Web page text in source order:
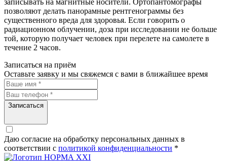
записывать на магнитные носители. Ортопантомографы
позволяют делать панорамные рентгенограммы без
существенного вреда для здоровья. Если говорить о
радиационном облучении, доза при исследовании не больше
той, которую получает человек при перелете на самолете в
течение 2 часов.
Записаться на приём
Оставьте заявку и мы свяжемся с вами в ближайшее время
Записаться
Даю согласие на обработку персональных данных в
соответствии c политикой конфиденциальности *